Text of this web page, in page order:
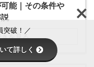
能｜その条件や
を見る
突破！／
て詳しく